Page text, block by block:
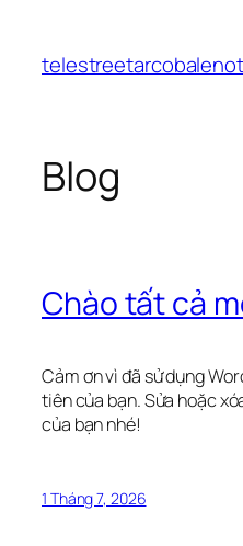
phần
Blog
Chào tất cả
Cảm ơn vì đã sử dụng
tiên của bạn. Sửa hoặc
của bạn nhé!
1 Tháng 7, 2026